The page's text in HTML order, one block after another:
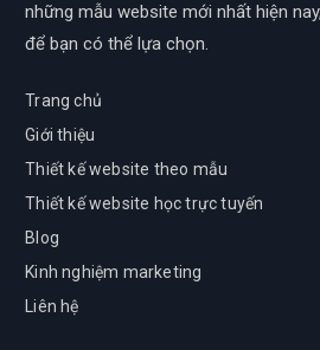
những mẫu website mới nhất hiện
để bạn có thể lựa chọn.
Trang chủ
Giới thiệu
Thiết kế website theo mẫu
Thiết kế website học trực tuyến
Blog
Kinh nghiệm marketing
Liên hệ